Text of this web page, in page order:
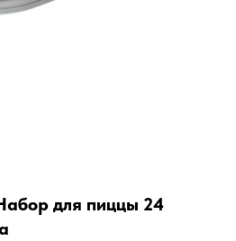
для пиццы 24